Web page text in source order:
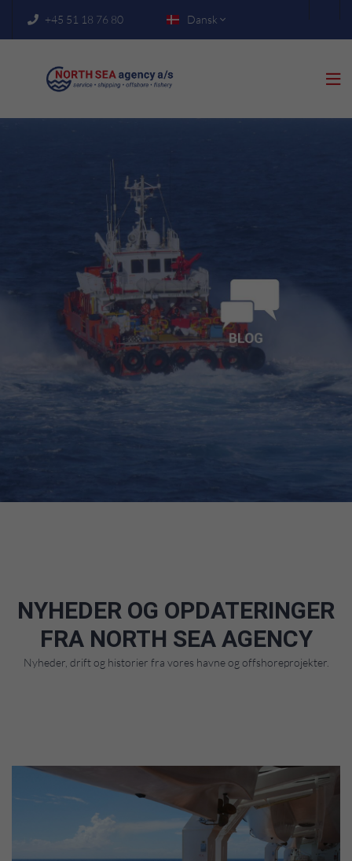
 +45 51 18 76 80 Dansk 

NYHEDER OG OPDATERINGER
FRA NORTH SEA AGENCY
Nyheder, drift og historier fra vores havne og offshoreprojekter.